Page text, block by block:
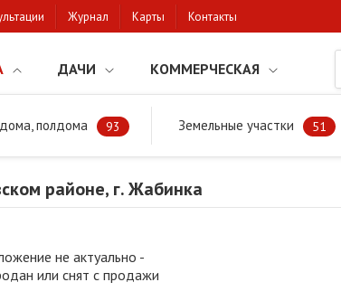
Журнал Карты Контакты
ДАЧИ КОММЕРЧЕСКАЯ
полдома 93 Земельные участки 51
в Жабинковском районе, г. Жабинка
районе, г. Жабинка
не актуально -
или снят с продажи